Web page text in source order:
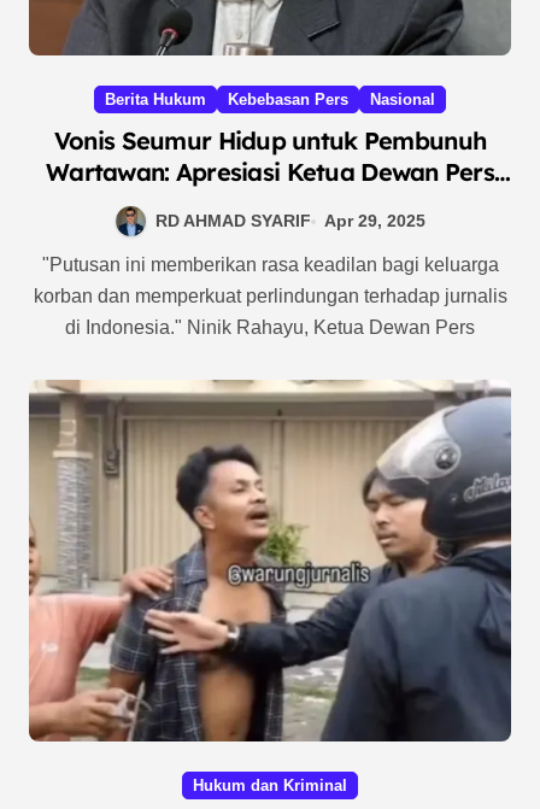
Berita Hukum Kebebasan Pers Nasional
Vonis Seumur Hidup untuk Pembunuh
Wartawan: Apresiasi Ketua Dewan Pers
terhadap Ketegasan Hakim Pengadilan
Kabanjahe
RD AHMAD SYARIF Apr 29, 2025
"Putusan ini memberikan rasa keadilan bagi keluarga
korban dan memperkuat perlindungan terhadap jurnalis
di Indonesia." Ninik Rahayu, Ketua Dewan Pers
Hukum dan Kriminal